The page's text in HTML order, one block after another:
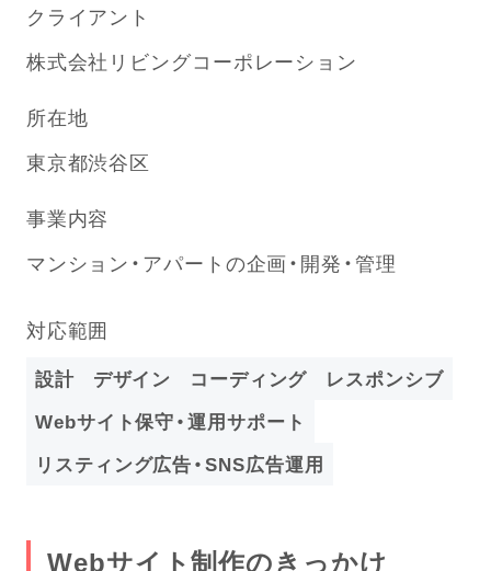
クライアント
株式会社リビングコーポレーション
所在地
東京都渋谷区
事業内容
マンション・アパートの企画・開発・管理
対応範囲
設計 デザイン コーディング
レスポンシブ
Webサイト保守・運用サポート
リスティング広告・SNS広告運用
Webサイト制作のきっかけ